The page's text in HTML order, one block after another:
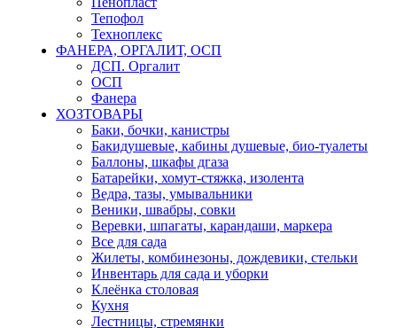
Тепофол
Техноплекс
ФАНЕРА, ОРГАЛИТ, ОСП
ДСП. Оргалит
ОСП
Фанера
ХОЗТОВАРЫ
Баки, бочки, канистры
Бакидушевые, кабины душевые, био-туалеты
Баллоны, шкафы дгаза
Батарейки, хомут-стяжка, изолента
Ведра, тазы, умывальники
Веники, швабры, совки
Веревки, шпагаты, карандаши, маркера
Все для сада
Жилеты, комбинезоны, дождевики, стельки
Инвентарь для сада и уборки
Клеёнка столовая
Кухня
Лестницы, стремянки